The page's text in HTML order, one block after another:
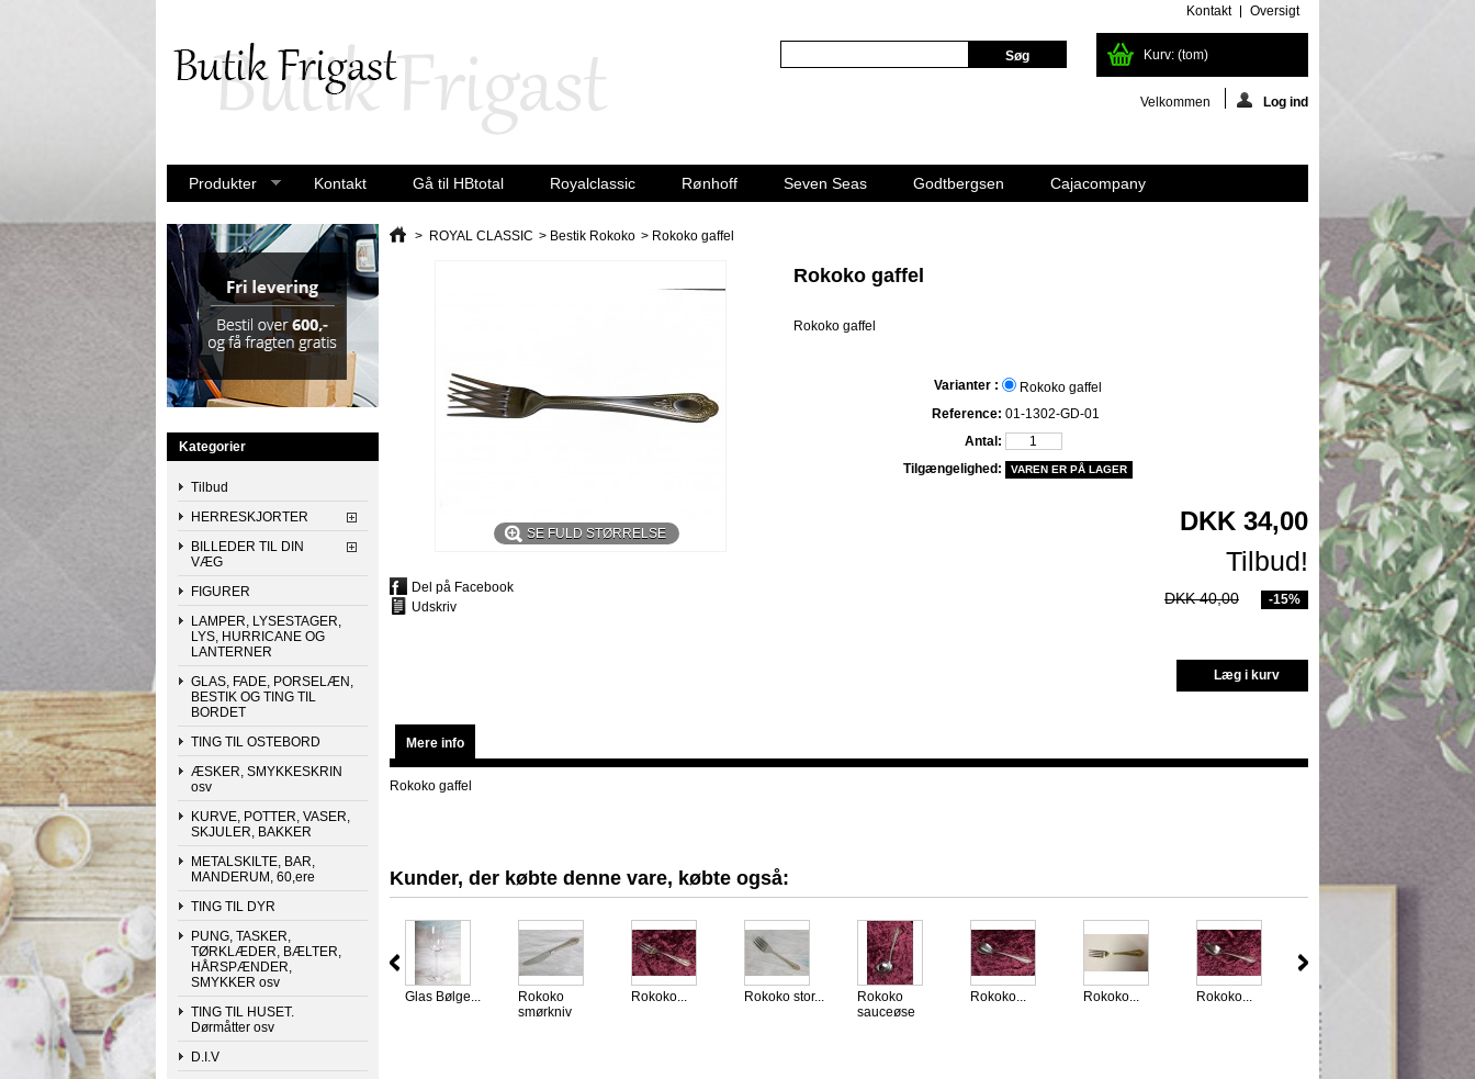
Kontakt Oversigt
Kurv: (tom)
Velkommen Log ind
Produkter Kontakt Gå til HBtotal Royalclassic Rønhoff Seven Seas Godtbergsen Cajacompany
Kategorier
Tilbud
HERRESKJORTER
BILLEDER TIL DIN
VÆG
FIGURER
LAMPER, LYSESTAGER,
LYS, HURRICANE OG
LANTERNER
GLAS, FADE, PORSELÆN,
BESTIK OG TING TIL
BORDET
TING TIL OSTEBORD
ÆSKER, SMYKKESKRIN
osv
KURVE, POTTER, VASER,
SKJULER, BAKKER
METALSKILTE, BAR,
MANDERUM, 60,ere
TING TIL DYR
PUNG, TASKER,
TØRKLÆDER, BÆLTER,
HÅRSPÆNDER,
SMYKKER osv
TING TIL HUSET.
Dørmåtter osv
D.I.V
> ROYAL CLASSIC > Bestik Rokoko > Rokoko gaffel
SE FULD STØRRELSE
Del på Facebook
Udskriv
Rokoko gaffel
Rokoko gaffel
Varianter :
Rokoko gaffel
Reference: 01-1302-GD-01
Antal:
Tilgængelighed:
VAREN ER PÅ LAGER
DKK 34,00
Tilbud!
-15%
DKK 40,00
Mere info
Rokoko gaffel
Kunder, der købte denne vare, købte også:
suppeøse
Glas Bølge...
Rokoko
smørkniv
Rokoko... Rokoko stor...
Rokoko
sauceøse
Rokoko... Rokoko... Rokoko...